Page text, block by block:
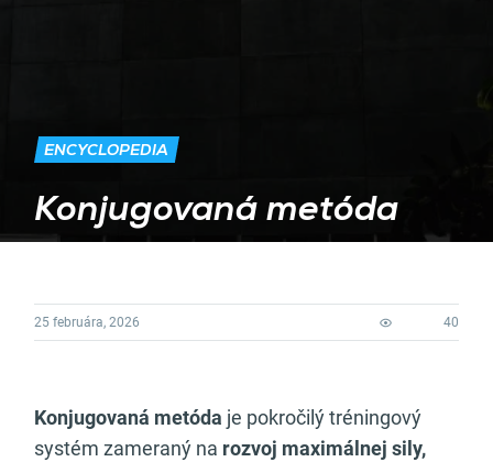
ENCYCLOPEDIA
Konjugovaná metóda
25 februára, 2026 40
Konjugovaná metóda je pokročilý tréningový
systém zameraný na rozvoj maximálnej sily,